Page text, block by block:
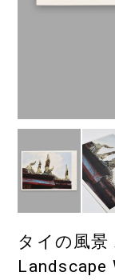
タイの風景